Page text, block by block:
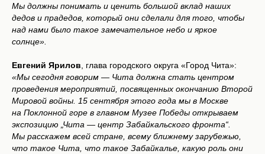
Мы должны понимать и ценить большой вклад наших
дедов и прадедов, который они сделали для того, чтобы
над нами было такое замечательное небо и яркое
солнце».
Евгений Ярилов , глава городского округа «Город Чита»:
«Мы сегодня говорим — Чита должна стать центром
проведения мероприятий, посвященных окончанию Второй
Мировой войны. 15 сентября этого года мы в Москве
на Поклонной горе в главном Музее Победы открываем
экспозицию „Чита — центр Забайкальского фронта“.
Мы расскажем всей стране, всему ближнему зарубежью,
что такое Чита, что такое Забайкалье, какую роль они